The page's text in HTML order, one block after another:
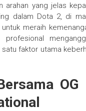
arahan yang jelas
dalam Dota 2, di
meraih
faktor utama